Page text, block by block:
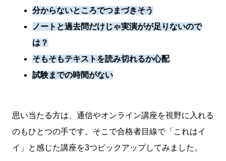
分からないところでつまづきそう
ノートと過去問だけじゃ実演がが足りないので
は？
そもそもテキストを読み切れるか心配
試験までの時間がない
思い当たる方は、通信やオンライン講座を視野に入れる
のもひとつの手です。そこで合格者目線で「これはイ
イ」と感じた講座を3つピックアップしてみました。